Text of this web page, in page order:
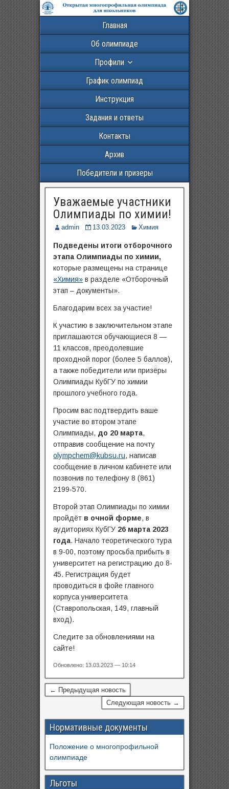
Главная
Об олимпиаде
Профили
График олимпиад
Инструкция
Задания и ответы
Контакты
Архив
Победители и призеры
Уважаемые участники
Олимпиады по химии!
admin 13.03.2023 Химия
Подведены итоги отборочного
этапа Олимпиады по химии,
которые размещены на странице
«Химия» в разделе «Отборочный
этап – документы».
Благодарим всех за участие!
К участию в заключительном этапе
приглашаются обучающиеся 8 —
11 классов, преодолевшие
проходной порог (более 5 баллов),
а также победители или призёры
Олимпиады КубГУ по химии
прошлого учебного года.
Просим вас подтвердить ваше
участие во втором этапе
Олимпиады, до 20 марта,
отправив сообщение на почту
olympchem@kubsu.ru, написав
сообщение в личном кабинете или
позвонив по телефону 8 (861)
2199-570.
Второй этап Олимпиады по химии
пройдёт в очной форме, в
аудиториях КубГУ 26 марта 2023
года. Начало теоретического тура
в 9-00, поэтому просьба прибыть в
университет на регистрацию до 8-
45. Регистрация будет
проводиться в фойе главного
корпуса университета
(Ставропольская, 149, главный
вход).
Следите за обновлениями на
сайте!
Обновлено: 13.03.2023 — 10:14
← Предыдущая новость
Следующая новость →
Нормативные документы
Положение о многопрофильной
олимпиаде
Льготы